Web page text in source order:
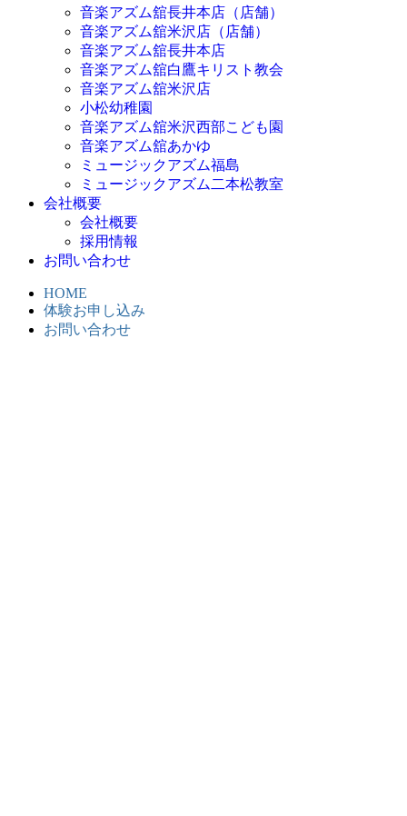
音楽アズム舘長井本店（店舗）
音楽アズム舘米沢店（店舗）
音楽アズム舘長井本店
音楽アズム舘白鷹キリスト教会
音楽アズム舘米沢店
小松幼稚園
音楽アズム舘米沢西部こども園
音楽アズム舘あかゆ
ミュージックアズム福島
ミュージックアズム二本松教室
会社概要
会社概要
採用情報
お問い合わせ
HOME
体験お申し込み
お問い合わせ